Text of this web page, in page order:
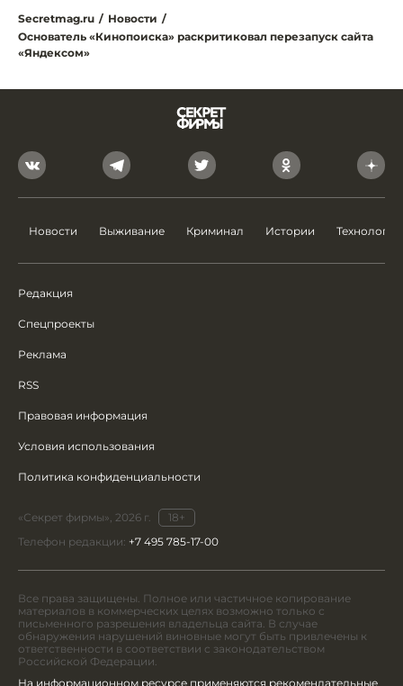
Secretmag.ru / Новости /
Основатель «Кинопоиска» раскритиковал перезапуск сайта
«Яндексом»
Новости Выживание Криминал Истории Технологии
Редакция
Спецпроекты
Реклама
RSS
Правовая информация
Условия использования
Политика конфиденциальности
«Секрет фирмы», 2026 г.
18+
Телефон редакции: +7 495 785-17-00
Все права защищены. Полное или частичное копирование
материалов в коммерческих целях возможно только с
письменного разрешения владельца сайта. В случае
обнаружения нарушений виновные могут быть привлечены к
ответственности в соответствии с законодательством
Российской Федерации.
На информационном ресурсе применяются рекомендательные